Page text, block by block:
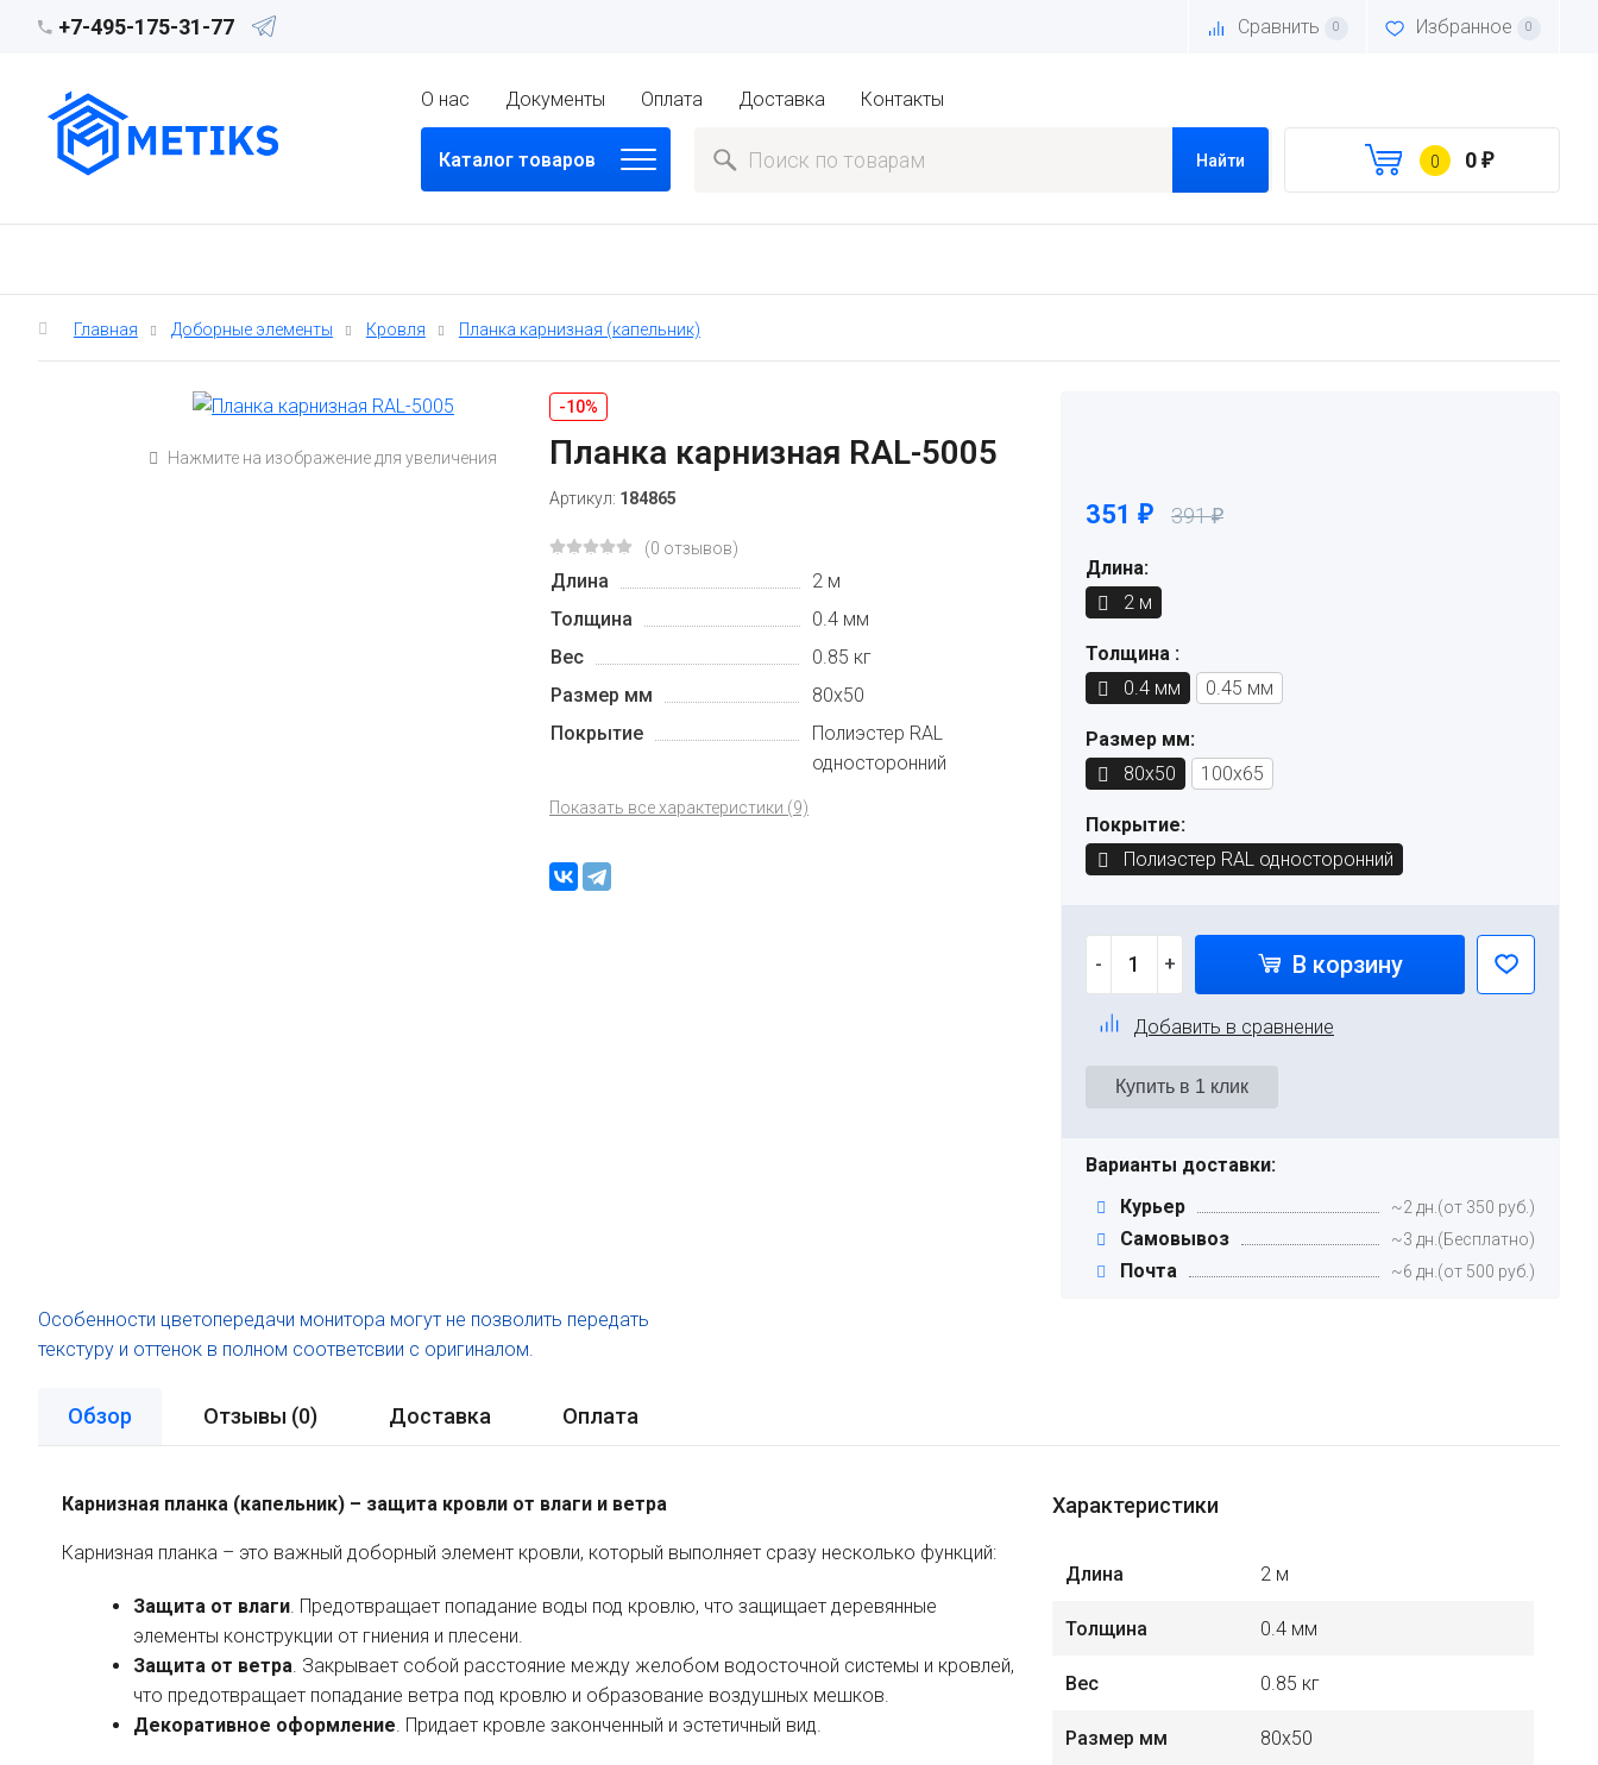
+7-495-175-31-77 Сравнить 0 Избранное 0
О нас Документы Оплата Доставка Контакты
Каталог товаров Найти 0 0 ₽
Главная Доборные элементы Кровля Планка карнизная (капельник)
Нажмите на изображение для увеличения
-10%
Планка карнизная RAL-5005
Артикул: 184865
(0 отзывов)
Длина
2 м
Толщина
0.4 мм
Вес
0.85 кг
Размер мм
80x50
Покрытие
Полиэстер RAL
односторонний
Показать все характеристики (9)
351 ₽ 391₽
Длина:
2 м
Толщина :
0.4 мм
0.45 мм
Размер мм:
80x50
100x65
Покрытие:
Полиэстер RAL односторонний
- + В корзину
Добавить в сравнение
Варианты доставки:
Курьер
~2 дн.(от 350 руб.)
Самовывоз ~3 дн.(Бесплатно)
Почта ~6 дн.(от 500 руб.)
Особенности цветопередачи монитора могут не позволить передать
текстуру и оттенок в полном соответсвии с оригиналом.
Обзор Отзывы (0) Доставка Оплата
Карнизная планка (капельник) – защита кровли от влаги и ветра
Карнизная планка – это важный доборный элемент кровли, который выполняет сразу несколько функций:
Защита от влаги. Предотвращает попадание воды под кровлю, что защищает деревянные
элементы конструкции от гниения и плесени.
Защита от ветра . Закрывает собой расстояние между желобом водосточной системы и кровлей,
что предотвращает попадание ветра под кровлю и образование воздушных мешков.
Декоративное оформление . Придает кровле законченный и эстетичный вид.
Характеристики
Длина 2 м
Толщина 0.4 мм
Вес 0.85 кг
Размер мм 80x50